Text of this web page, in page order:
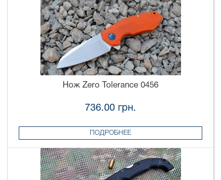
Нож Zero Tolerance 0456
736.00 грн.
ПОДРОБНЕЕ